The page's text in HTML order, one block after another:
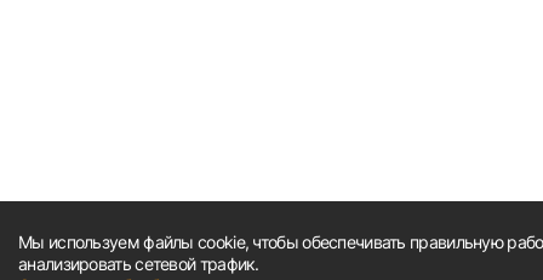
Мы используем файлы cookie, чтобы обеспечивать правильную
анализировать сетевой трафик.